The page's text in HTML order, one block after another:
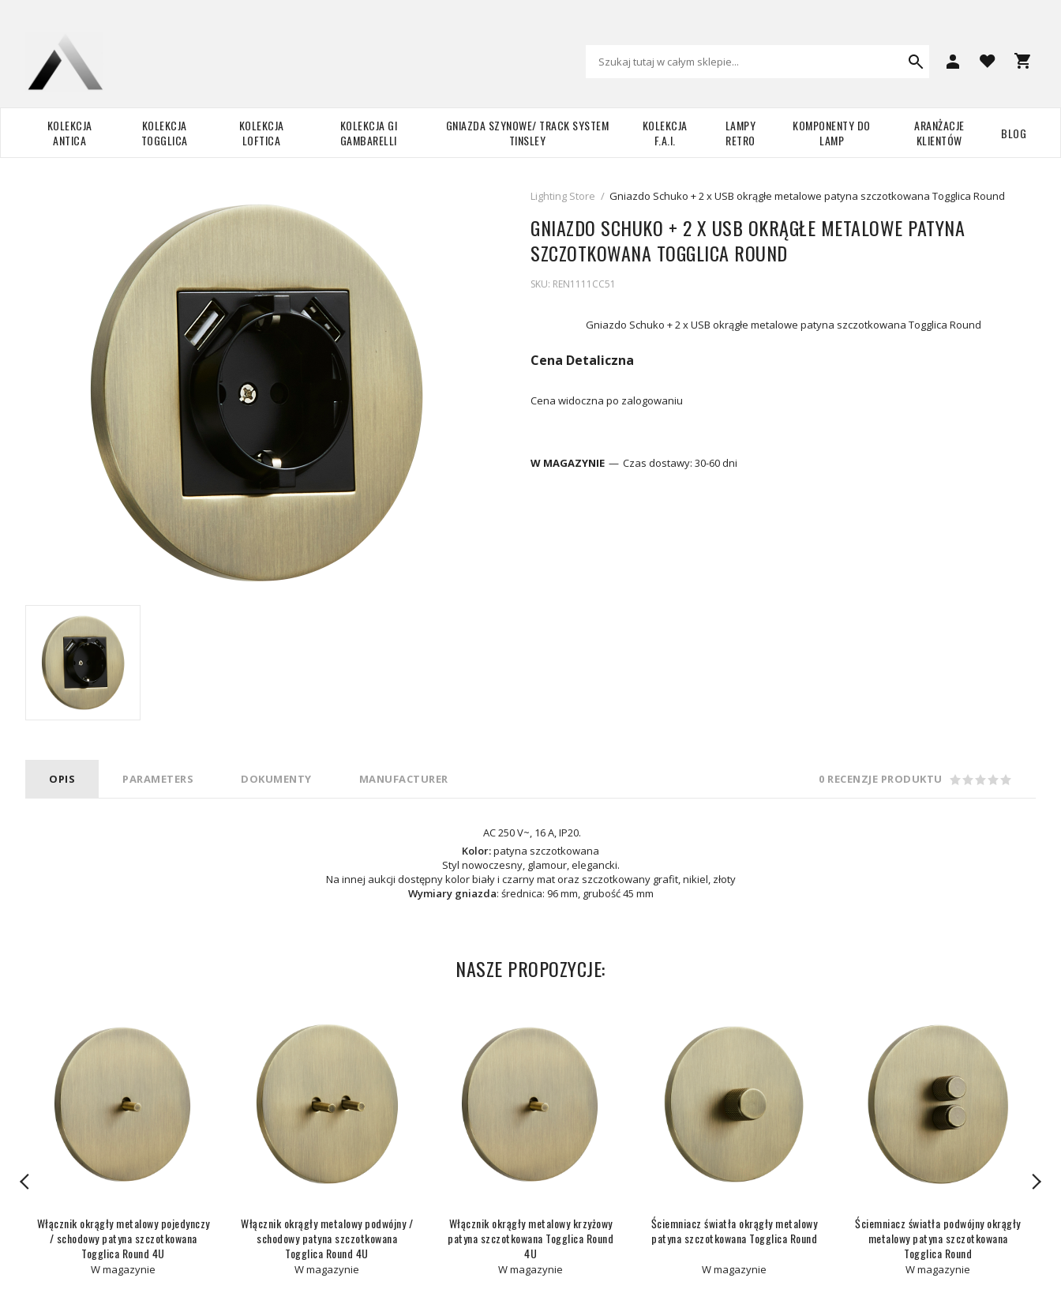
KOLEKCJA
ANTICA
KOLEKCJA
TOGGLICA
KOLEKCJA
LOFTICA
KOLEKCJA GI
GAMBARELLI
GNIAZDA SZYNOWE/ TRACK SYSTEM
TINSLEY
KOLEKCJA
F.A.I.
LAMPY
RETRO
KOMPONENTY DO
LAMP
ARANŻACJE
KLIENTÓW
BLOG
Lighting Store / Gniazdo Schuko + 2 x USB okrągłe metalowe patyna szczotkowana Togglica Round
GNIAZDO SCHUKO + 2 X USB OKRĄGŁE METALOWE PATYNA
SZCZOTKOWANA TOGGLICA ROUND
SKU: REN1111CC51
Gniazdo Schuko + 2 x USB okrągłe metalowe patyna szczotkowana Togglica Round
Cena Detaliczna
Cena widoczna po zalogowaniu
W MAGAZYNIE Czas dostawy: 30-60 dni
OPIS PARAMETERS DOKUMENTY MANUFACTURER 0 RECENZJE PRODUKTU
AC 250 V~, 16 A, IP20.
Kolor:patyna szczotkowana
Styl nowoczesny, glamour, elegancki.
Na innej aukcji dostępny kolor biały i czarny mat oraz szczotkowany grafit, nikiel, złoty
Wymiary gniazda: średnica: 96 mm, grubość 45 mm
NASZE PROPOZYCJE:
Włącznik okrągły metalowy pojedynczy
/ schodowy patyna szczotkowana
Togglica Round 4U
W magazynie
Włącznik okrągły metalowy podwójny /
schodowy patyna szczotkowana
Togglica Round 4U
W magazynie
Włącznik okrągły metalowy krzyżowy
patyna szczotkowana Togglica Round
4U
W magazynie
Ściemniacz światła okrągły metalowy
patyna szczotkowana Togglica Round
W magazynie
Ściemniacz światła podwójny okrągły
metalowy patyna szczotkowana
Togglica Round
W magazynie